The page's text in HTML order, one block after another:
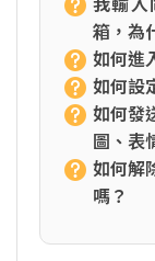
我輸入
箱，為
如何進
如何設
如何發
圖、表
如何解
嗎？